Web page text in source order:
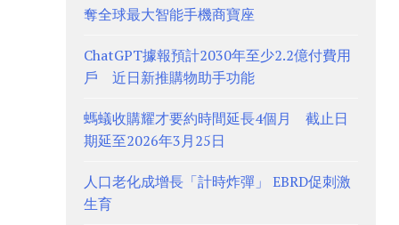
奪全球最大智能手機商寶座
ChatGPT據報預計2030年至少2.2億付費用
戶 近日新推購物助手功能
螞蟻收購耀才要約時間延長4個月 截止日
期延至2026年3月25日
人口老化成增長「計時炸彈」 EBRD促刺激
生育